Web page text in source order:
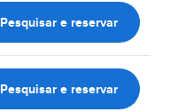
Pesquisar e reservar
Pesquisar e reservar